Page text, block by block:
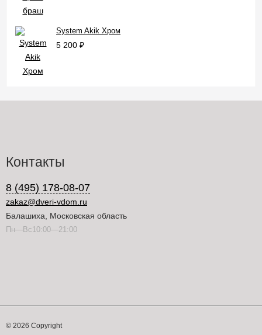
System Akik Хром
5 200 ₽
Контакты
8 (495) 178-08-07
zakaz@dveri-vdom.ru
Балашиха, Московская область
Пн—Вс10:00—21:00
© 2026 Copyright